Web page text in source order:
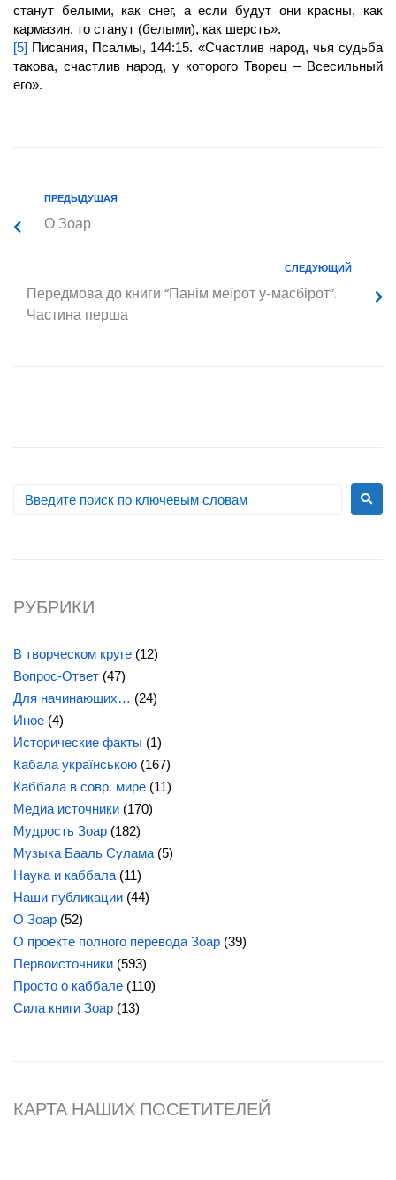
станут белыми, как снег, а если будут они красны, как
кармазин, то станут (белыми), как шерсть».
[5] Писания, Псалмы, 144:15. «Счастлив народ, чья судьба
такова, счастлив народ, у которого Творец – Всесильный
его».
ПРЕДЫДУЩАЯ
О Зоар
СЛЕДУЮЩИЙ
Передмова до книги “Панім меїрот у-масбірот”.
Частина перша
РУБРИКИ
В творческом круге (12)
Вопрос-Ответ (47)
Для начинающих… (24)
Иное (4)
Исторические факты (1)
Кабала українською (167)
Каббала в совр. мире (11)
Медиа источники (170)
Мудрость Зоар (182)
Музыка Бааль Сулама (5)
Наука и каббала (11)
Наши публикации (44)
О Зоар (52)
О проекте полного перевода Зоар (39)
Первоисточники (593)
Просто о каббале (110)
Сила книги Зоар (13)
КАРТА НАШИХ ПОСЕТИТЕЛЕЙ